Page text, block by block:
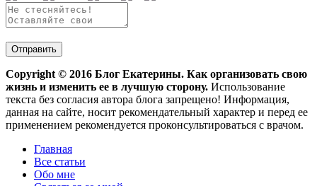
Copyright © 2016 Блог Екатерины. Как организовать свою
жизнь и изменить ее в лучшую сторону. Использование
текста без согласия автора блога запрещено! Информация,
данная на сайте, носит рекомендательный характер и перед ее
применением рекомендуется проконсультироваться с врачом.
Главная
Все статьи
Обо мне